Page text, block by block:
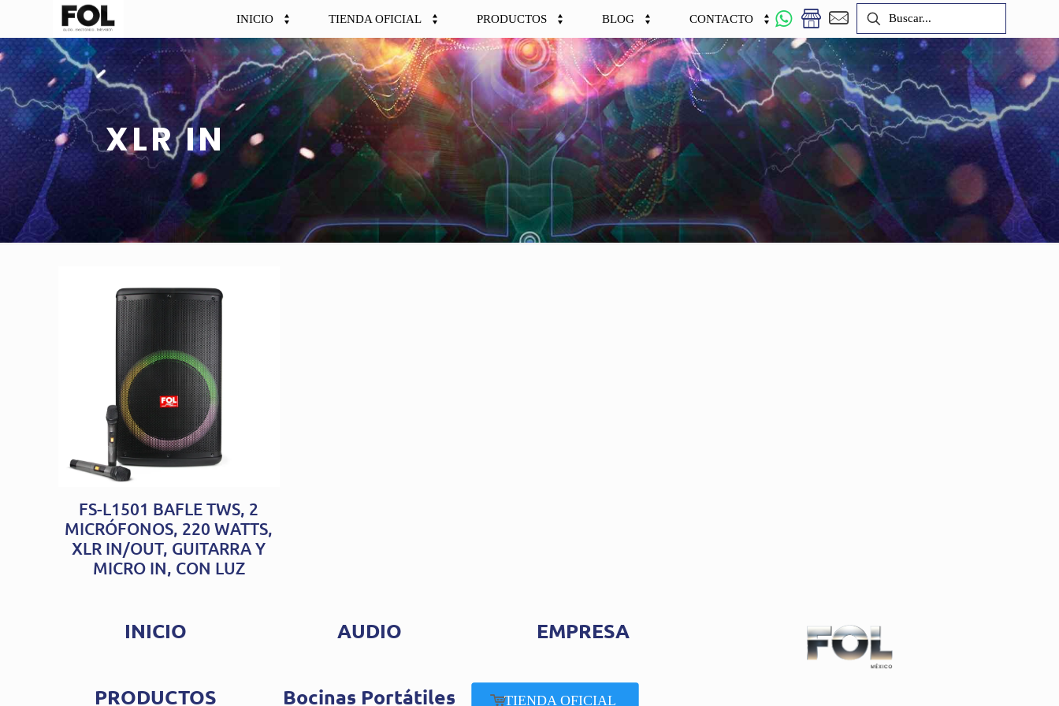
INICIO TIENDA OFICIAL PRODUCTOS BLOG CONTACTO
XLR IN
FS-L1501 BAFLE TWS, 2
MICRÓFONOS, 220 WATTS,
XLR IN/OUT, GUITARRA Y
MICRO IN, CON LUZ
INICIO AUDIO EMPRESA
PRODUCTOS Bocinas Portátiles TIENDA OFICIAL